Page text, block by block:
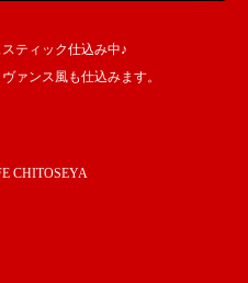
ティック仕込み中♪
ァンス風も仕込みます。